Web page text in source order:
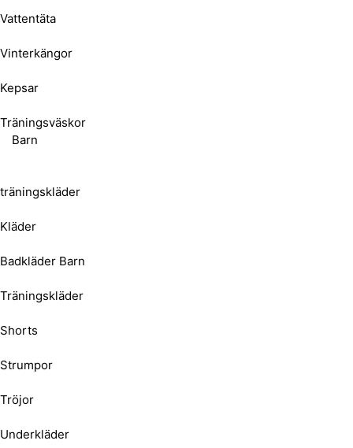
Vattentäta
Vinterkängor
Kepsar
Träningsväskor
Barn
träningskläder
Kläder
Badkläder Barn
Träningskläder
Shorts
Strumpor
Tröjor
Underkläder